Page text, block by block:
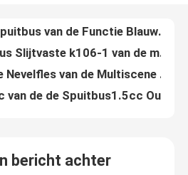
op
Dubbele van de de Trekker Hoofd, Multifunctionele Nevel van de Sluier1.5cc Nevel de Pijptrekker
bericht achter